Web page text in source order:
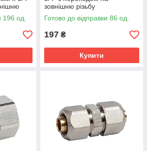
196 од.
зовнішню різьбу
Готово до відправки 86 од.
197 ₴
Купити